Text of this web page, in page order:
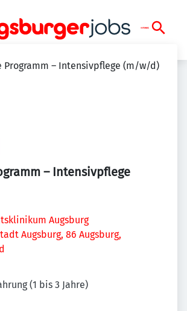
Programm – Intensivpflege (m/w/d)
– Intensivpflege
Augsburg
Augsburg, 86 Augsburg,
(1 bis 3 Jahre)